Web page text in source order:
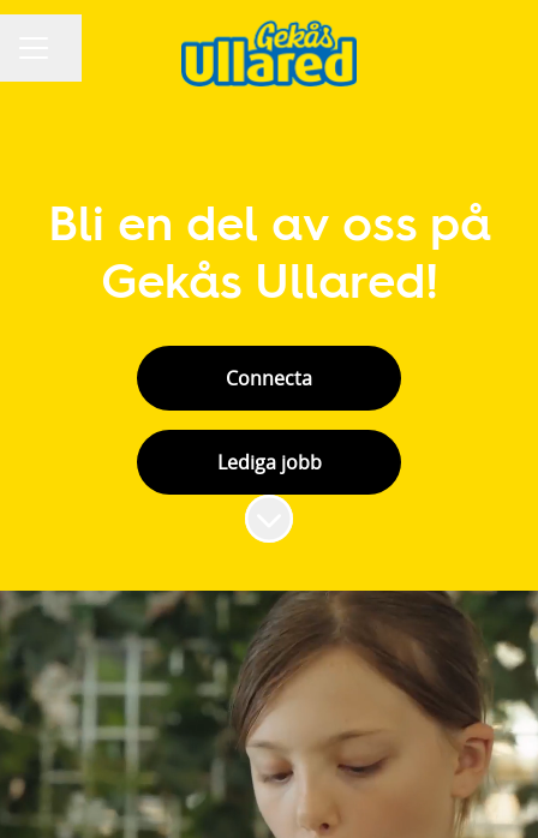
Bli en del av oss på
Gekås Ullared!
Connecta
Lediga jobb
Skrolla för mer innehåll
Vilken plats vill du
ha på Gekås?
Gekås Ullared är Europas största varuhus